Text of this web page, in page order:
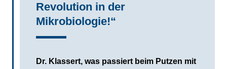
Revolution in der
Mikrobiologie!“
Dr. Klassert, was passiert beim Putzen mit